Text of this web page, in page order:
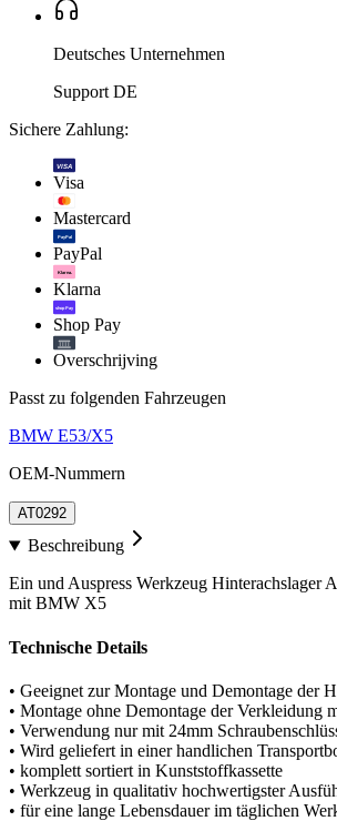
Deutsches Unternehmen
Support DE
Sichere Zahlung:
VISA
Visa
Mastercard
PayPal
PayPal
Klarna.
Klarna
shop Pay
Shop Pay
Overschrijving
Passt zu folgenden Fahrzeugen
BMW E53/X5
OEM-Nummern
AT0292
Beschreibung
Ein und Auspress Werkzeug Hinterachslager
mit BMW X5
Technische Details
• Geeignet zur Montage und Demontage der
• Montage ohne Demontage der Verkleidung
• Verwendung nur mit 24mm
• Wird geliefert in einer handlichen
• komplett sortiert in Kunststoffkassette
• Werkzeug in qualitativ hochwertigster
• für eine lange Lebensdauer im täglichen